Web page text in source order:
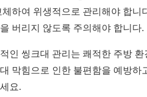
체하여 위생적으로 관리해야 합니
버리지 않도록 주의해야 합니다.
인 씽크대 관리는 쾌적한 주방
막힘으로 인한 불편함을 예방하
요.